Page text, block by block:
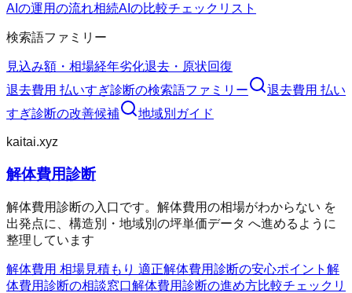
AIの運用の流れ相続AIの比較チェックリスト
検索語ファミリー
見込み額・相場経年劣化退去・原状回復
退去費用 払いすぎ診断の検索語ファミリー
退去費用 払い
すぎ診断の改善候補 地域別ガイド
kaitai.xyz
解体費用診断
解体費用診断の入口です。解体費用の相場がわからない を
出発点に、構造別・地域別の坪単価データ へ進めるように
整理しています
解体費用 相場見積もり 適正解体費用診断の安心ポイント 解
体費用診断の相談窓口解体費用診断の進め方比較チェックリ